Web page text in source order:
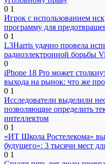
0 1
Игрок с использованием
программу для
0 1
L3Harris удачно провела
радиоэлектронной борьбы
0
iPhone 18 Pro может
выхода на рынок: что же
0 1
Исследователи выделили
позволяющие определить
интеллектом
0 1
«ИТ Школа Ростелекома»
будущего»: 3 тысячи мест
0 1